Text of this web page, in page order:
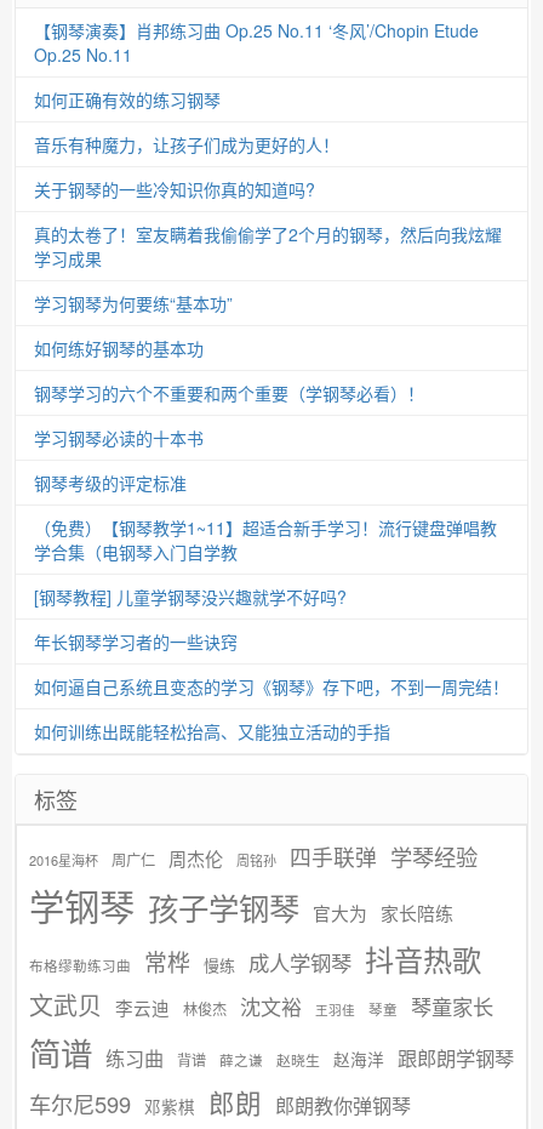
【钢琴演奏】肖邦练习曲 Op.25 No.11 ‘冬风’/Chopin Etude
Op.25 No.11
如何正确有效的练习钢琴
音乐有种魔力，让孩子们成为更好的人！
关于钢琴的一些冷知识你真的知道吗?
真的太卷了！室友瞒着我偷偷学了2个月的钢琴，然后向我炫耀
学习成果
学习钢琴为何要练“基本功”
如何练好钢琴的基本功
钢琴学习的六个不重要和两个重要（学钢琴必看）！
学习钢琴必读的十本书
钢琴考级的评定标准
（免费）【钢琴教学1~11】超适合新手学习！流行键盘弹唱教
学合集（电钢琴入门自学教
[钢琴教程] 儿童学钢琴没兴趣就学不好吗?
年长钢琴学习者的一些诀窍
如何逼自己系统且变态的学习《钢琴》存下吧，不到一周完结！
如何训练出既能轻松抬高、又能独立活动的手指
标签
2016星海杯 周广仁 周杰伦 周铭孙 四手联弹 学琴经验
学钢琴 孩子学钢琴 官大为 家长陪练
布格缪勒练习曲 常桦 慢练 成人学钢琴 抖音热歌
文武贝 李云迪 林俊杰 沈文裕 王羽佳 琴童 琴童家长
简谱 练习曲 背谱 薛之谦 赵晓生 赵海洋 跟郎朗学钢琴
车尔尼599 邓紫棋 郎朗 郎朗教你弹钢琴